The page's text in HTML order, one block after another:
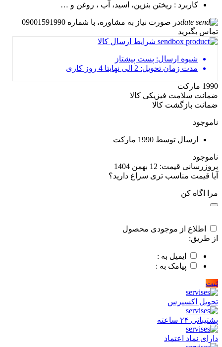
کاربرد : ریختن بنزین، اسید، آب ، روغن و …
در صورت نیاز به مشاوره، با شماره 09001591990
تماس بگیرید
شرایط ارسال کالا
شیوه ارسال: پست پیشتاز
مدت زمان تحویل: 2 الی نهایتا 4 روز کاری
1990 مارکت
ضمانت سلامت فیزیکی کالا
ضمانت بازگشت کالا
ناموجود
ارسال توسط 1990 مارکت
ناموجود
بروزرسانی قیمت: 12 بهمن 1404
آیا قیمت مناسب تری سراغ دارید؟
مرا اگاه کن
اطلاع از موجودی محصول
از طریق:
ایمیل به :
پیامک به :
ثبت
تحویل اکسپرس
پشتیبانی ۲۴ ساعته
دارای نماد اعتماد